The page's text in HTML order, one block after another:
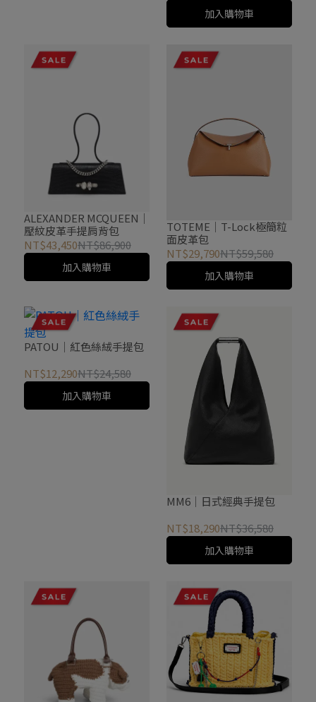
加入購物車
ALEXANDER MCQUEEN｜
壓紋皮革手提肩背包
NT$43,450NT$86,900
加入購物車
TOTEME｜T-Lock極簡粒
面皮革包
NT$29,790NT$59,580
加入購物車
PATOU｜紅色絲絨手提包
NT$12,290NT$24,580
加入購物車
MM6｜日式經典手提包
NT$18,290NT$36,580
加入購物車